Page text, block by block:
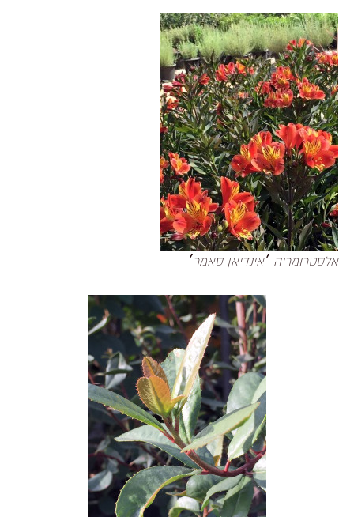
אלסטרומריה ׳אינדיאן סאמר׳